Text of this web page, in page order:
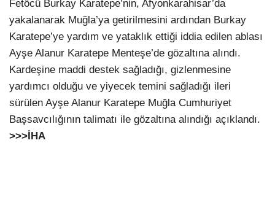
Fetöcü Burkay Karatepe’nin, Afyonkarahisar’da
yakalanarak Muğla’ya getirilmesini ardından Burkay
Karatepe’ye yardım ve yataklık ettiği iddia edilen ablası
Ayşe Alanur Karatepe Menteşe’de gözaltına alındı.
Kardeşine maddi destek sağladığı, gizlenmesine
yardımcı olduğu ve yiyecek temini sağladığı ileri
sürülen Ayşe Alanur Karatepe Muğla Cumhuriyet
Başsavcılığının talimatı ile gözaltına alındığı açıklandı.
>>>İHA